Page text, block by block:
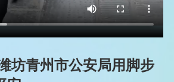
坊青州市公安局用脚步